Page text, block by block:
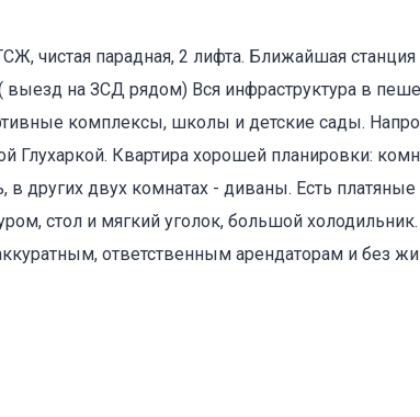
чистая парадная, 2 лифта. Ближайшая
выезд на ЗСД рядом) Вся инфраструктура в
комплексы, школы и детские сады.
Глухаркой. Квартира хорошей планировки:
других двух комнатах - диваны. Есть
стол и мягкий уголок, большой
ответственным арендаторам и без
Указанные характеристики отличаются от фактических
Цена указана неверно